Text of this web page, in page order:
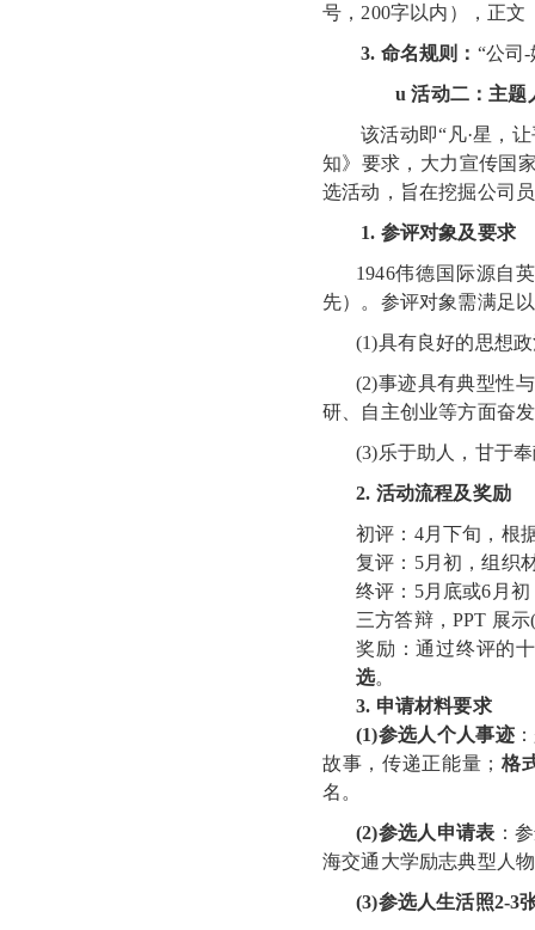
号， 200字以内），正文
3. 命名规则： “公司-
u活动二：主题
该活动即“凡·星，
知》要求，大力宣传国
选活动，旨在挖掘公司
1. 参评对象及要求
1946伟德国际源自
先）。参评对象需满足
(1)具有良好的思想
(2)事迹具有典型性
研、自主创业等方面奋
(3)乐于助人，甘于
2. 活动流程及奖励
初评： 4月下旬，根
复评： 5月初 ，组织
终评： 5月底或6月
三方答辩， PPT 展
奖励：通过终评的
选。
3. 申请材料要求
(1)参选人个人事迹
故事，传递正能量； 格
名。
(2)参选人申请表 ：
海交通大学励志典型人
(3)参选人生活照2-3